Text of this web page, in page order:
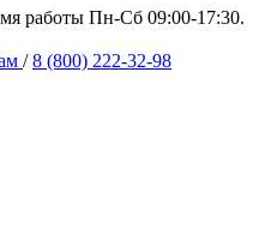
работы Пн-Сб 09:00-17:30.
/ 8 (800) 222-32-98